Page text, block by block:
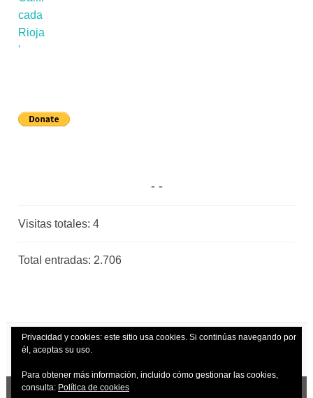
Visitas totales:4
Total entradas: 2.706
Privacidad y cookies: este sitio usa cookies. Si continúas navegando por
él, aceptas su uso.
Para obtener más información, incluido cómo gestionar las cookies,
consulta: Política de cookies